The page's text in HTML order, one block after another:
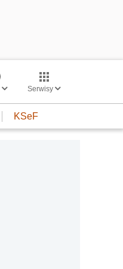
Serwisy
KSeF